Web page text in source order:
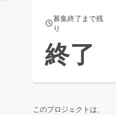
募集終了まで残
り
終了
このプロジェクトは、